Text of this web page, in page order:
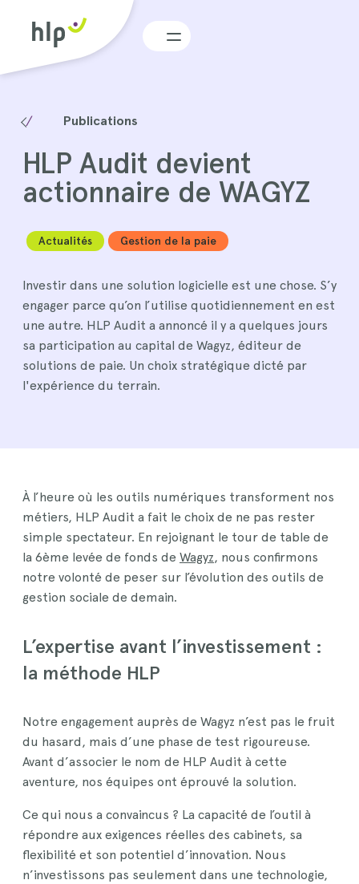
Menu
Publications
HLP Audit devient
actionnaire de WAGYZ
Actualités Gestion de la paie
Investir dans une solution logicielle est une chose. S’y
engager parce qu’on l’utilise quotidiennement en est
une autre. HLP Audit a annoncé il y a quelques jours
sa participation au capital de Wagyz, éditeur de
solutions de paie. Un choix stratégique dicté par
l'expérience du terrain.
À l’heure où les outils numériques transforment nos
métiers, HLP Audit a fait le choix de ne pas rester
simple spectateur. En rejoignant le tour de table de
la 6ème levée de fonds de Wagyz, nous confirmons
notre volonté de peser sur l’évolution des outils de
gestion sociale de demain.
L’expertise avant l’investissement :
la méthode HLP
Notre engagement auprès de Wagyz n’est pas le fruit
du hasard, mais d’une phase de test rigoureuse.
Avant d’associer le nom de HLP Audit à cette
aventure, nos équipes ont éprouvé la solution.
Ce qui nous a convaincus ? La capacité de l’outil à
répondre aux exigences réelles des cabinets, sa
flexibilité et son potentiel d’innovation. Nous
n’investissons pas seulement dans une technologie,